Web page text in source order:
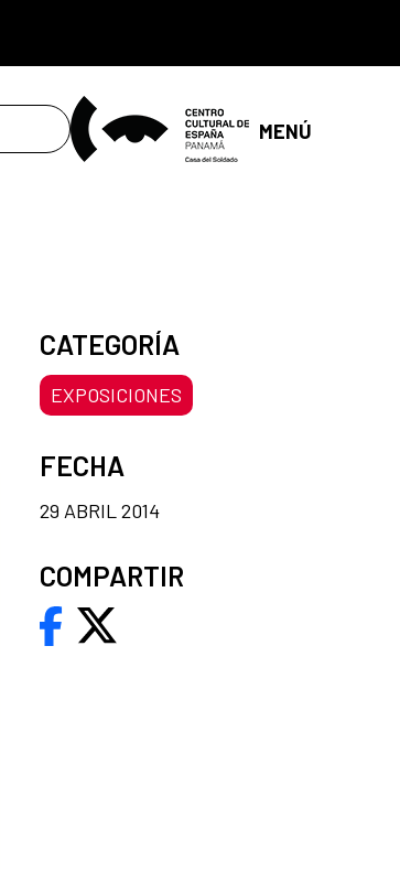
MENÚ
CATEGORÍA
EXPOSICIONES
FECHA
29 ABRIL 2014
COMPARTIR